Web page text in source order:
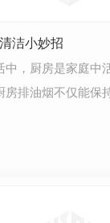
洁小妙招
中，厨房是家庭中
房排油烟不仅能保
间的舒适度。..，